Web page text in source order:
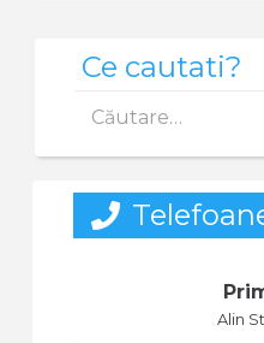
Ce cautati?
după:
Alin